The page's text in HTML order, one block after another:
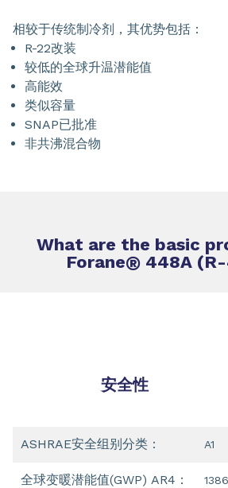
相较于传统制冷剂，其优势包括：
R-22改装
较低的全球升温潜能值
高能效
类似容量
SNAP已批准
非共沸混合物
What are the basic
Forane®448A (R-
安全性
ASHRAE安全组别分类： A1
全球变暖潜能值(GWP) AR4： 1386